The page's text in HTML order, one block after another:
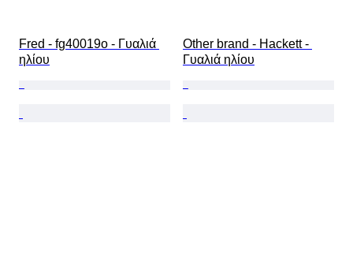
Fred - fg40019o - Γυαλιά
ηλίου
Other brand - Hackett -
Γυαλιά ηλίου